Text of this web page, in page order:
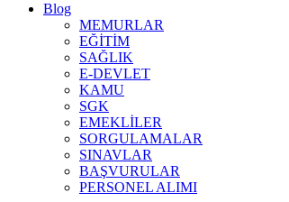
Blog
MEMURLAR
EĞİTİM
SAĞLIK
E-DEVLET
KAMU
SGK
EMEKLİLER
SORGULAMALAR
SINAVLAR
BAŞVURULAR
PERSONEL ALIMI